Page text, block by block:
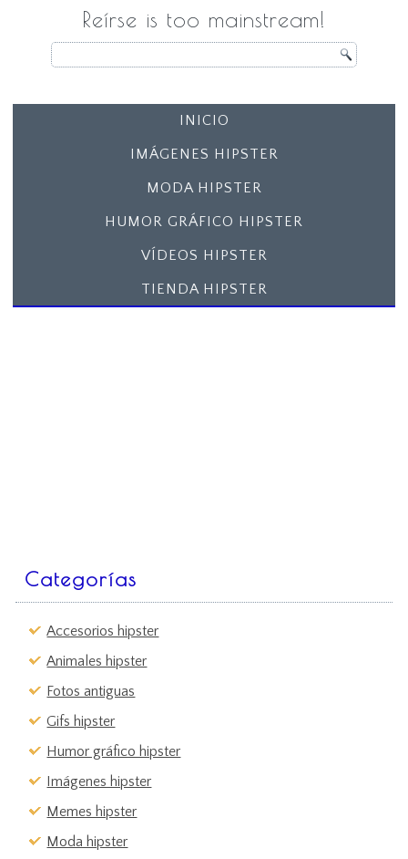
Reírse is too mainstream!
INICIO
IMÁGENES HIPSTER
MODA HIPSTER
HUMOR GRÁFICO HIPSTER
VÍDEOS HIPSTER
TIENDA HIPSTER
Categorías
Accesorios hipster
Animales hipster
Fotos antiguas
Gifs hipster
Humor gráfico hipster
Imágenes hipster
Memes hipster
Moda hipster